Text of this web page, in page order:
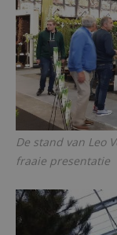
De stand van Leo
fraaie presentatie